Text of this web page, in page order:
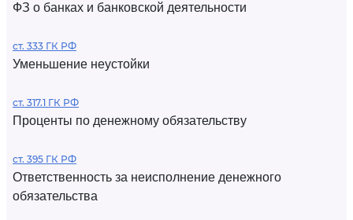
ФЗ о банках и банковской деятельности
ст. 333 ГК РФ
Уменьшение неустойки
ст. 317.1 ГК РФ
Проценты по денежному обязательству
ст. 395 ГК РФ
Ответственность за неисполнение денежного
обязательства